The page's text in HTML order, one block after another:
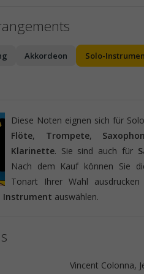
Akkordeon
Solo-
Diese Noten eignen sich für
Flöte, Trompete, Saxophon
Klarinette. Sie sind auch für
Nach dem Kauf können Sie
Tonart Ihrer Wahl
Instrument auswählen.
Vincent Colonna,